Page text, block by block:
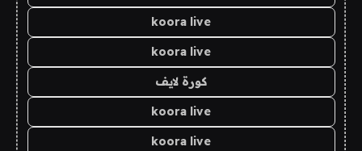
koora live
koora live
كورة لايف
koora live
koora live